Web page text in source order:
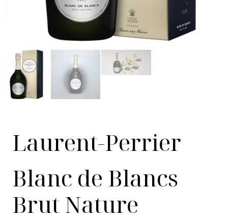
Laurent-Perrier
Blanc de Blancs
Brut Nature